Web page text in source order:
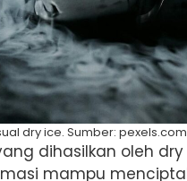
dry ice. Sumber: pexels.com
dihasilkan oleh
mampu